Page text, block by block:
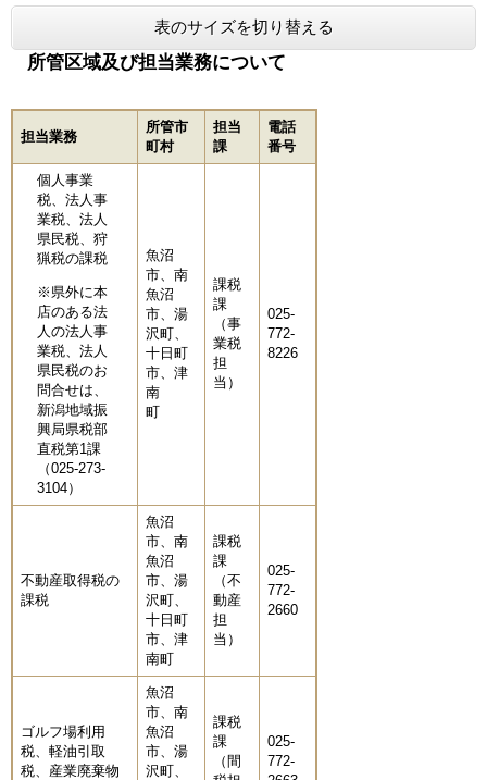
表のサイズを切り替える
所管区域及び担当業務について
担当業務
所管市
町村
担当
課
電話
番号
個人事業
税、法人事
業税、法人
県民税、狩
猟税の課税
※県外に本
店のある法
人の法人事
業税、法人
県民税のお
問合せは、
新潟地域振
興局県税部
直税第1課
（025-273-
3104）
魚沼
市、南
魚沼
市、湯
沢町、
十日町
市、津
南
町
課税
課
（事
業税
担
当）
025-
772-
8226
不動産取得税の
課税
魚沼
市、南
魚沼
市、湯
沢町、
十日町
市、津
南町
課税
課
（不
動産
担
当）
025-
772-
2660
ゴルフ場利用
税、軽油引取
税、産業廃棄物
魚沼
市、南
魚沼
市、湯
沢町、
課税
課
（間
025-
772-